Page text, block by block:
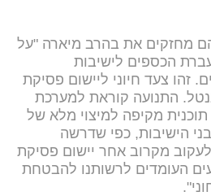
הם מחזקים את בהרב מיארה "על
הכספים לישיבות
זהו צעד חיוני ליישום פסיקת
התנועה קוראת למערכת
מקיפה למיצוי מלא של
הישיבות, כפי שדרשה
מקרוב אחר יישום פסיקת
העומדים לרשותנו להבטחת